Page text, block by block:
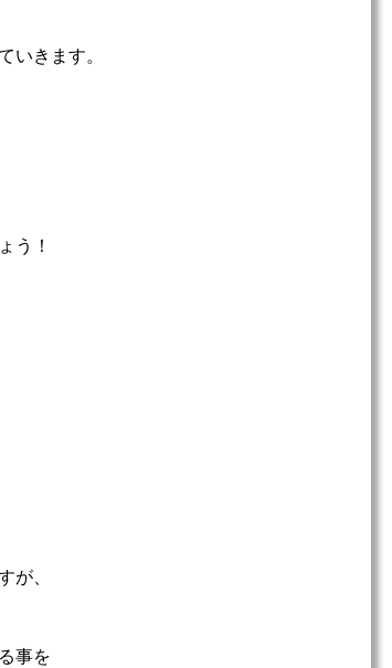
いきます。
う！
が、
事を